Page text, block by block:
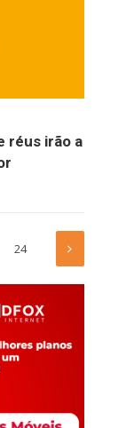
réus irão a
24